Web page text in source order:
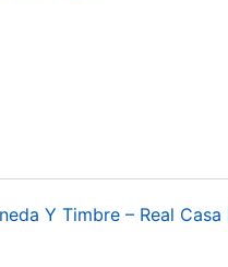
Y Timbre – Real